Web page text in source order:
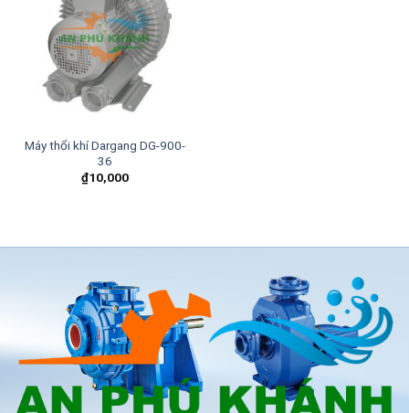
Add to
wishlist
Máy thổi khí Dargang DG-900-
36
₫10,000